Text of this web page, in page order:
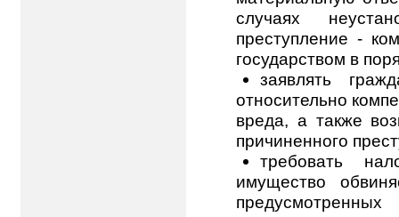
случаях
преступление -
государством в
заявлять
относительно
вреда, а также
причиненного
требовать
имущество